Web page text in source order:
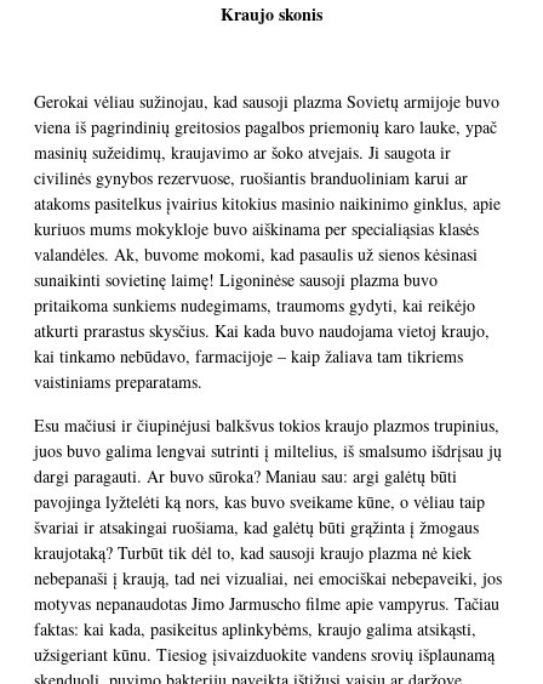
Kraujo skonis
Gerokai vėliau sužinojau, kad sausoji plazma Sovietų armijoje buvo
viena iš pagrindinių greitosios pagalbos priemonių karo lauke, ypač
masinių sužeidimų, kraujavimo ar šoko atvejais. Ji saugota ir
civilinės gynybos rezervuose, ruošiantis branduoliniam karui ar
atakoms pasitelkus įvairius kitokius masinio naikinimo ginklus, apie
kuriuos mums mokykloje buvo aiškinama per specialiąsias klasės
valandėles. Ak, buvome mokomi, kad pasaulis už sienos kėsinasi
sunaikinti sovietinę laimę! Ligoninėse sausoji plazma buvo
pritaikoma sunkiems nudegimams, traumoms gydyti, kai reikėjo
atkurti prarastus skysčius. Kai kada buvo naudojama vietoj kraujo,
kai tinkamo nebūdavo, farmacijoje – kaip žaliava tam tikriems
vaistiniams preparatams.
Esu mačiusi ir čiupinėjusi balkšvus tokios kraujo plazmos trupinius,
juos buvo galima lengvai sutrinti į miltelius, iš smalsumo išdrįsau jų
dargi paragauti. Ar buvo sūroka? Maniau sau: argi galėtų būti
pavojinga lyžtelėti ką nors, kas buvo sveikame kūne, o vėliau taip
švariai ir atsakingai ruošiama, kad galėtų būti grąžinta į žmogaus
kraujotaką? Turbūt tik dėl to, kad sausoji kraujo plazma nė kiek
nebepanaši į kraują, tad nei vizualiai, nei emociškai nebepaveiki, jos
motyvas nepanaudotas Jimo Jarmuscho filme apie vampyrus. Tačiau
faktas: kai kada, pasikeitus aplinkybėms, kraujo galima atsikąsti,
užsigeriant kūnu. Tiesiog įsivaizduokite vandens srovių išplaunamą